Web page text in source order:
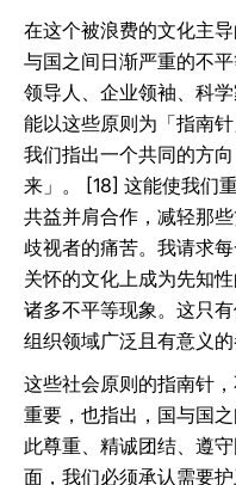
在这个被浪费的文化主
与国之间日渐严重的不
领导人、企业领袖、科
能以这些原则为「指南
我们指出一个共同的方
来」。 [18] 这能使我们
共益并肩合作，减轻那
歧视者的痛苦。我请求
关怀的文化上成为先知
诸多不平等现象。这只
组织领域广泛且有意义的
这些社会原则的指南针
重要，也指出，国与国
此尊重、精诚团结、遵
面，我们必须承认需要